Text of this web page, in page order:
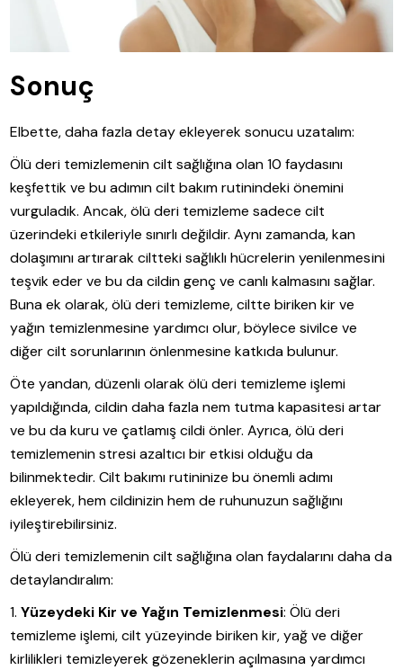
Sonuç
Elbette, daha fazla detay ekleyerek sonucu uzatalım:
Ölü deri temizlemenin cilt sağlığına olan 10 faydasını
keşfettik ve bu adımın cilt bakım rutinindeki önemini
vurguladık. Ancak, ölü deri temizleme sadece cilt
üzerindeki etkileriyle sınırlı değildir. Aynı zamanda, kan
dolaşımını artırarak ciltteki sağlıklı hücrelerin yenilenmesini
teşvik eder ve bu da cildin genç ve canlı kalmasını sağlar.
Buna ek olarak, ölü deri temizleme, ciltte biriken kir ve
yağın temizlenmesine yardımcı olur, böylece sivilce ve
diğer cilt sorunlarının önlenmesine katkıda bulunur.
Öte yandan, düzenli olarak ölü deri temizleme işlemi
yapıldığında, cildin daha fazla nem tutma kapasitesi artar
ve bu da kuru ve çatlamış cildi önler. Ayrıca, ölü deri
temizlemenin stresi azaltıcı bir etkisi olduğu da
bilinmektedir. Cilt bakımı rutininize bu önemli adımı
ekleyerek, hem cildinizin hem de ruhunuzun sağlığını
iyileştirebilirsiniz.
Ölü deri temizlemenin cilt sağlığına olan faydalarını daha da
detaylandıralım:
Yüzeydeki Kir ve Yağın Temizlenmesi: Ölü deri
temizleme işlemi, cilt yüzeyinde biriken kir, yağ ve diğer
kirlilikleri temizleyerek gözeneklerin açılmasına yardımcı